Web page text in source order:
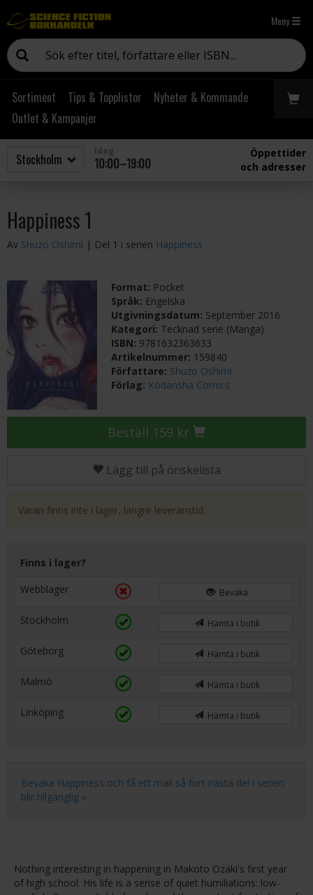
Meny
Sortiment Tips & Topplistor
Nyheter & Kommande
Outlet & Kampanjer
10:00–19:00
Öppettider
och adresser
Happiness 1
Av Shuzo Oshimi | Del 1 i serien Happiness
Format: Pocket
Språk: Engelska
Utgivningsdatum: September 2016
Kategori: Tecknad serie (Manga)
ISBN: 9781632363633
Artikelnummer: 159840
Författare: Shuzo Oshimi
Förlag: Kodansha Comics
Beställ 159 kr
Lägg till på önskelista
Varan finns inte i lager, längre leveranstid.
Finns i lager?
Webblager
Bevaka
Stockholm Hämta i butik
Göteborg Hämta i butik
Malmö Hämta i butik
Linköping Hämta i butik
Bevaka Happiness och få ett mail så fort nästa del i serien
blir tillgänglig »
Nothing interesting in happening in Makoto Ozaki's first year
of high school. His life is a serise of quiet humiliations: low-